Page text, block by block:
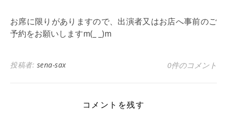
お席に限りがありますので、出演者又はお店へ事前のご
予約をお願いしますm(_ _)m
投稿者: sena-sax 0件のコメント
コメントを残す